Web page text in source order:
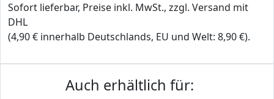
Sofort lieferbar, Preise inkl. MwSt., zzgl. Versand mit
DHL
(4,90 € innerhalb Deutschlands, EU und Welt: 8,90 €).
Auch erhältlich für: